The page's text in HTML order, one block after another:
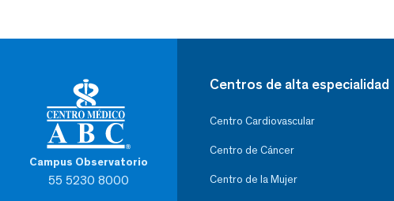
Campus Observatorio
55 5230 8000
Centros de alta especialidad
Centro Cardiovascular
Centro de Cáncer
Centro de la Mujer